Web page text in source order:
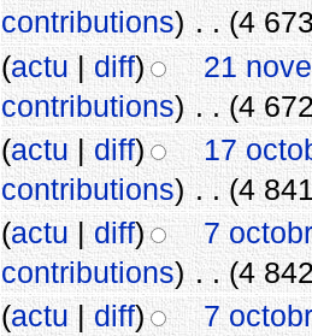
contributions) ‎. . (4
(actu|diff)
21
contributions)‎. . (4
(actu|diff)
17
contributions)‎. . (4
(actu|diff)
7
contributions)‎. . (4
(actu| diff)
7